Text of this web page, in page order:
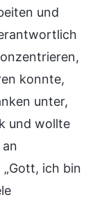
und
konnte,
unter,
und wollte
ich bin